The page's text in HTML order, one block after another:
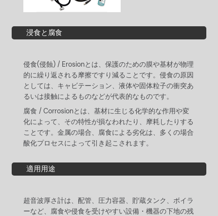
浸食と腐食
侵食(侵蝕) / Erosionとは、保護のための膜や基材が物理
的に繰り返される摩擦ですり減ることです。侵食の原因
としては、キャビテーション、液体や固体粒子の衝突あ
るいは接触によるものなどが代表的なものです。
腐食 / Corrosionとは、基材に生じる化学的な作用や変
化によって、その特性が損なわれたり、摩耗したりする
ことです。金属の場合、腐食による劣化は、多くの場合
酸化プロセスによって引き起こされます。
適用用途
超音波厚さ計は、配管、圧力容器、貯蔵タンク、ボイラ
ーなど、腐食や侵食を受けやすい設備・機器の下地の残